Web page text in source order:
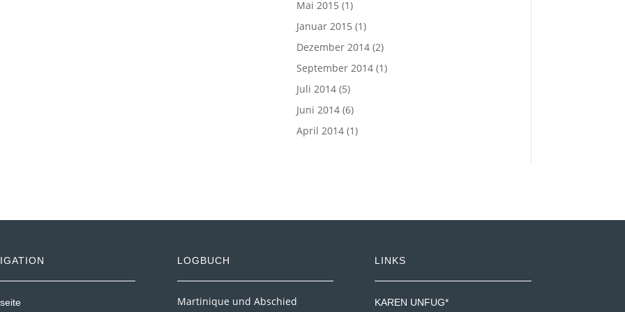
Mai 2015 (1)
Januar 2015 (1)
Dezember 2014(2)
September 2014(1)
Juli 2014(5)
Juni 2014(6)
April 2014(1)
LOGBUCH
Martinique und Abschied
LINKS
KAREN UNFUG*